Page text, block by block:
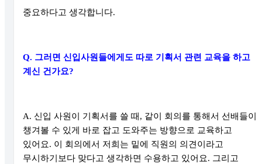
중요하다고 생각합니다.
Q. 그러면 신입사원들에게도 따로 기획서 관련 교육을 하고
계신 건가요?
A. 신입 사원이 기획서를 쓸 때 , 같이 회의를 통해서 선배들이
챙겨볼 수 있게 바로 잡고 도와주는 방향으로 교육하고
있어요. 이 회의에서 저희는 밑에 직원의 의견이라고
무시하기보다 맞다고 생각하면 수용하고 있어요. 그리고